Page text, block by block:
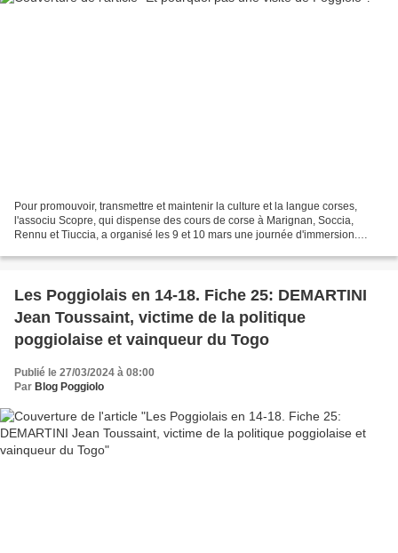
Pour promouvoir, transmettre et maintenir la culture et la langue corses,
l'associu Scopre, qui dispense des cours de corse à Marignan, Soccia,
Rennu et Tiuccia, a organisé les 9 et 10 mars une journée d'immersion.
Les Poggiolais en 14-18. Fiche 25: DEMARTINI
Jean Toussaint, victime de la politique
poggiolaise et vainqueur du Togo
Publié le 27/03/2024 à 08:00
Par Blog Poggiolo